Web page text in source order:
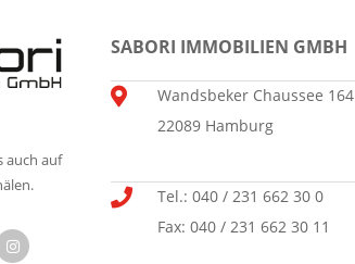
auch auf
SABORI IMMOBILIEN GMBH
Wandsbeker Chaussee 164
22089 Hamburg
Tel.: 040 / 231 662 30 0
Fax: 040 / 231 662 30 11